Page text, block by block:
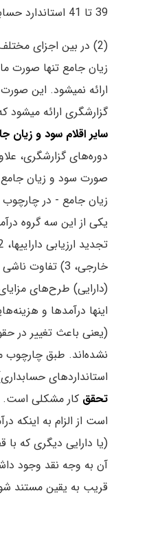
39 تا 41 استاندارد حسابداری 1)
(2) در بین اجزای
زیان جامع تنها صورت
ارائه نمیشود. این صورت
گزارشگری ارائه میشود
سایر اقلام سود و زیان
دوره‌های گزارشگری،
صورت سود و زیان جامع
زیان جامع - در چارچوب
خارجی، 3) تفاوت
(دارایی) طرح‌های
اینها درآمدها و
(یعنی باعث تغییر در
نشده‌اند. طبق چارچوب
استانداردهای
تحقق‌ کار مشکلی‌ است‌.
است‌ از الزام‌ به‌ اینکه‌
(یا دارایی‌ دیگری‌ که‌ با
آن‌ به‌ وجه‌ نقد وجود
قریب‌ به‌ یقین‌ مستند شود.